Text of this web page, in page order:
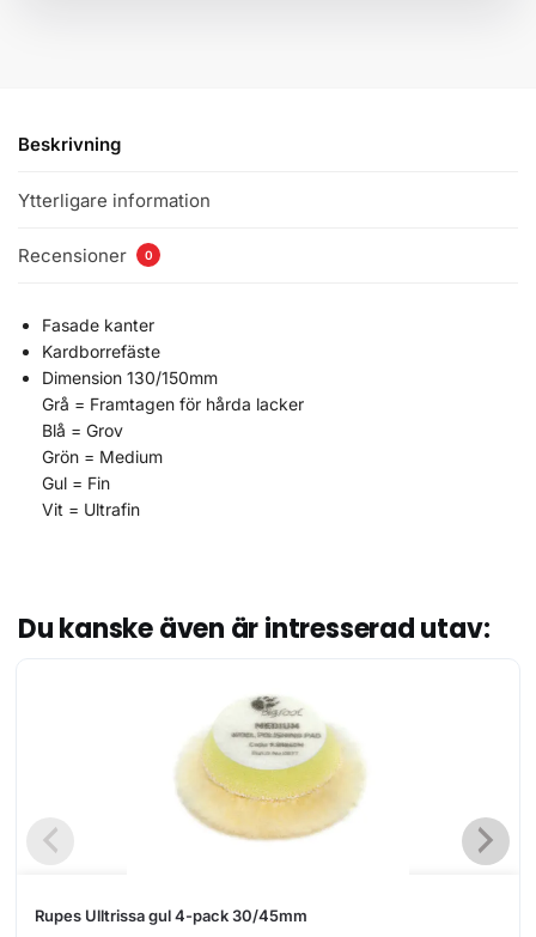
Beskrivning
Ytterligare information
Recensioner 0
Fasade kanter
Kardborrefäste
Dimension 130/150mm
Grå = Framtagen för hårda lacker
Blå = Grov
Grön = Medium
Gul = Fin
Vit = Ultrafin
Du kanske även är intresserad utav:
Rupes Ulltrissa gul 4-pack 30/45mm